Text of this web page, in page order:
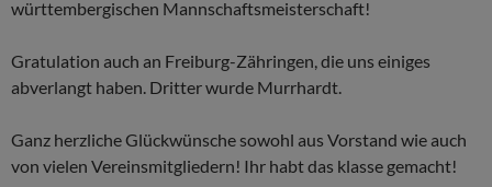
württembergischen Mannschaftsmeisterschaft!
Gratulation auch an Freiburg-Zähringen, die uns einiges
abverlangt haben. Dritter wurde Murrhardt.
Ganz herzliche Glückwünsche sowohl aus Vorstand wie auch
von vielen Vereinsmitgliedern! Ihr habt das klasse gemacht!